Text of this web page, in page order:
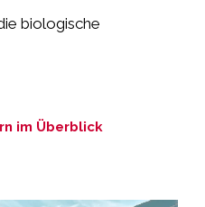
biologische
im Überblick